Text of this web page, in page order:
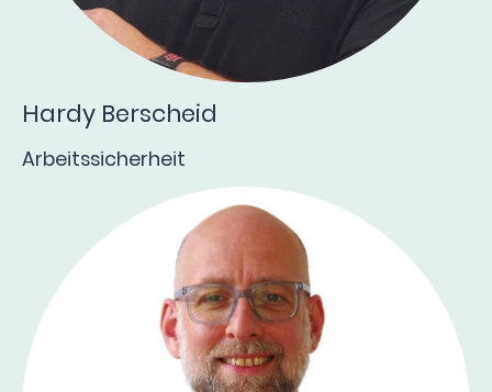
Hardy Berscheid
Arbeitssicherheit